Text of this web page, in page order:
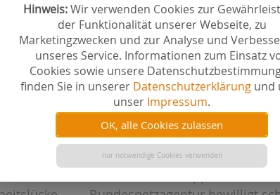
Hinweis:Wir verwenden Cookies zur
der Funktionalität unserer Webseite, zu
Marketingzwecken und zur Analyse und
unseres Service. Informationen zum Einsatz
Cookies sowie unsere
finden Sie in unserer Datenschutzerklärung und
unser Impressum.
OK, alle Cookies zulassen
nur notwendige Cookies verwenden
zu
einheitliche Standards für Cloud Computing
Windows 8 notwendiges Risiko für
Betriebssystem für Blackberry Viele Deutsche